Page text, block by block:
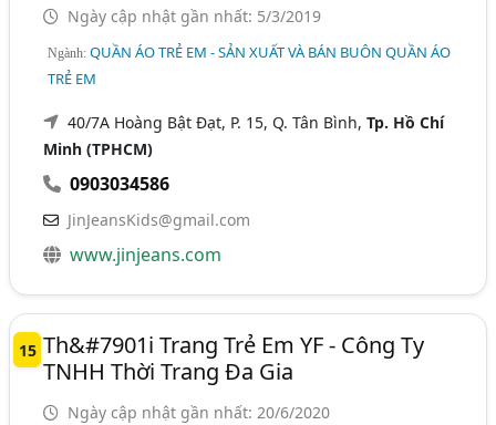
Ngày cập nhật gần nhất: 5/3/2019
Ngành:QUẦN ÁO TRẺ EM - SẢN XUẤT VÀ BÁN BUÔN QUẦN ÁO
TRẺ EM
40/7A Hoàng Bật Đạt, P. 15, Q. Tân Bình,Tp. Hồ Chí
Minh (TPHCM)
0903034586
JinJeansKids@gmail.com
www.jinjeans.com
15 Th&#7901i Trang Trẻ Em YF - Công Ty
TNHH Thời Trang Đa Gia
Ngày cập nhật gần nhất: 20/6/2020